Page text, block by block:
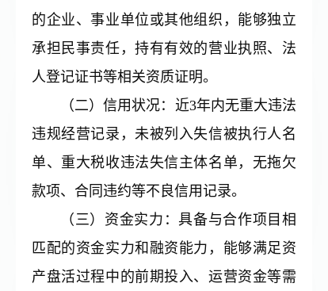
的企业、事业单位或其他组织，能够独立
承担民事责任，持有有效的营业执照、法
人登记证书等相关资质证明。
（二）信用状况：近3年内无重大违法
违规经营记录，未被列入失信被执行人名
单、重大税收违法失信主体名单，无拖欠
款项、合同违约等不良信用记录。
（三）资金实力：具备与合作项目相
匹配的资金实力和融资能力，能够满足资
产盘活过程中的前期投入、运营资金等需